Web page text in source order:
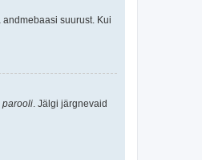
suurust. Kui
parooli . Jälgi järgnevaid